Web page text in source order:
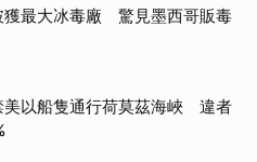
獲最大冰毒廠 驚見墨西哥販毒
美以船隻通行荷莫茲海峽 違者